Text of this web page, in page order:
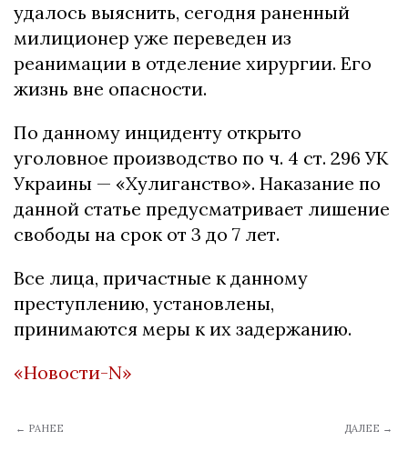
удалось выяснить, сегодня раненный
милиционер уже переведен из
реанимации в отделение хирургии. Его
жизнь вне опасности.
По данному инциденту открыто
уголовное производство по ч. 4 ст. 296 УК
Украины — «Хулиганство». Наказание по
данной статье предусматривает лишение
свободы на срок от 3 до 7 лет.
Все лица, причастные к данному
преступлению, установлены,
принимаются меры к их задержанию.
«Новости-N»
← РАНЕЕ ДАЛЕЕ →